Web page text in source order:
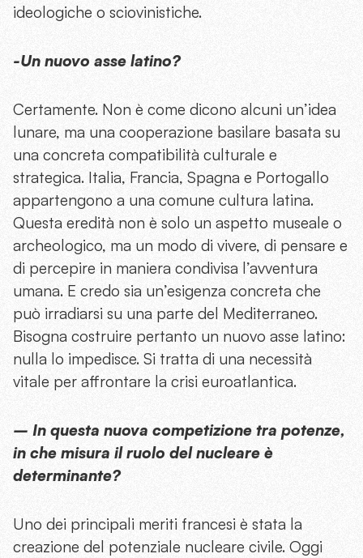
ideologiche o sciovinistiche.
-Un nuovo asse latino?
Certamente. Non è come dicono alcuni un’idea
lunare, ma una cooperazione basilare basata su
una concreta compatibilità culturale e
strategica. Italia, Francia, Spagna e Portogallo
appartengono a una comune cultura latina.
Questa eredità non è solo un aspetto museale o
archeologico, ma un modo di vivere, di pensare e
di percepire in maniera condivisa l’avventura
umana. E credo sia un’esigenza concreta che
può irradiarsi su una parte del Mediterraneo.
Bisogna costruire pertanto un nuovo asse latino:
nulla lo impedisce. Si tratta di una necessità
vitale per affrontare la crisi euroatlantica.
– In questa nuova competizione tra potenze,
in che misura il ruolo del nucleare è
determinante?
Uno dei principali meriti francesi è stata la
creazione del potenziale nucleare civile. Oggi